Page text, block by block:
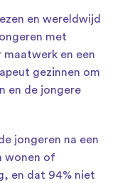
en wereldwijd
met
maatwerk en een
gezinnen om
en de jongere
jongeren na een
wonen of
en dat 94% niet